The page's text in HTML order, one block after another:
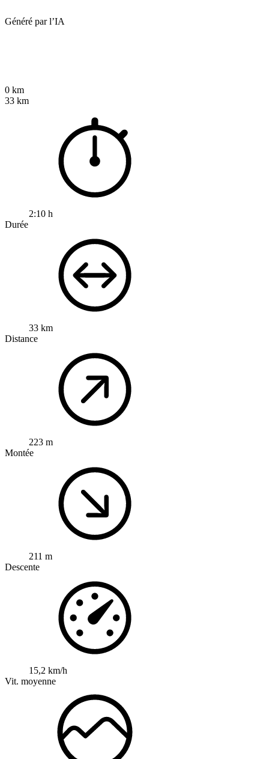
Généré par l’IA
0 km
33 km
2:10 h
Durée
33 km
Distance
223 m
Montée
211 m
Descente
15,2 km/h
Vit. moyenne